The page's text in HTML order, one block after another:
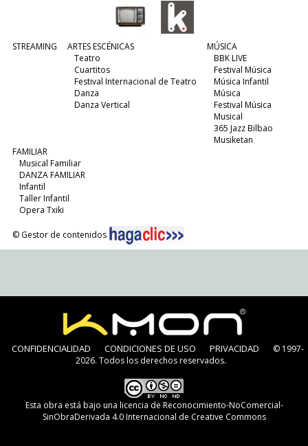
STREAMING
ARTES ESCÉNICAS
Teatro
Cuartitos
Festival Internacional de Teatro
Danza
Danza Vertical
MÚSICA
BBK LIVE
Festival Música
Música Infantil
Música
Festival Música
Musical
365 Jazz Bilbao
Musiketan
FAMILIAR
Musical Familiar
DANZA FAMILIAR
Infantil
Taller Infantil
Opera Txiki
© Gestor de contenidos
CONFIDENCIALIDAD CONDICIONES DE USO PRIVACIDAD
© 1997-
2026. Todos los derechos reservados.
Esta obra está bajo una licencia de Reconocimiento-NoComercial-
SinObraDerivada 4.0 Internacional de Creative Commons